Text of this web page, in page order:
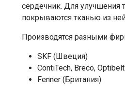
сердечник. Для улучшения
покрываются тканью из
Производятся разными
SKF (Швеция)
ContiTech, Breco,
Fenner (Британия)